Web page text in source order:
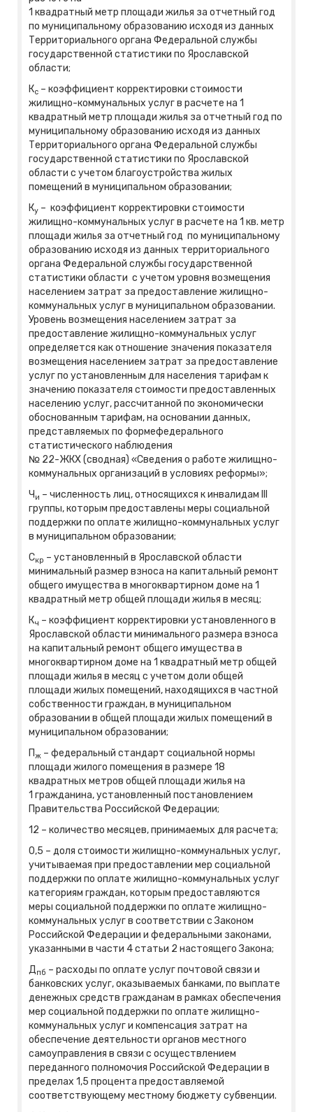
1 квадратный метр площади жилья за отчетный год
по муниципальному образованию исходя из данных
Территориального органа Федеральной службы
государственной статистики по Ярославской
области;
Кс – коэффициент корректировки стоимости
жилищно-коммунальных услуг в расчете на 1
квадратный метр площади жилья за отчетный год по
муниципальному образованию исходя из данных
Территориального органа Федеральной службы
государственной статистики по Ярославской
области с учетом благоустройства жилых
помещений в муниципальном образовании;
Ку – коэффициент корректировки стоимости
жилищно-коммунальных услуг в расчете на 1 кв. метр
площади жилья за отчетный год по муниципальному
образованию исходя из данных территориального
органа Федеральной службы государственной
статистики области с учетом уровня возмещения
населением затрат за предоставление жилищно-
коммунальных услуг в муниципальном образовании.
Уровень возмещения населением затрат за
предоставление жилищно-коммунальных услуг
определяется как отношение значения показателя
возмещения населением затрат за предоставление
услуг по установленным для населения тарифам к
значению показателя стоимости предоставленных
населению услуг, рассчитанной по экономически
обоснованным тарифам, на основании данных,
представляемых по формефедерального
статистического наблюдения
№ 22-ЖКХ (сводная) «Сведения о работе жилищно-
коммунальных организаций в условиях реформы»;
Ч и – численность лиц, относящихся к инвалидам III
группы, которым предоставлены меры социальной
поддержки по оплате жилищно-коммунальных услуг
в муниципальном образовании;
Скр – установленный в Ярославской области
минимальный размер взноса на капитальный ремонт
общего имущества в многоквартирном доме на 1
квадратный метр общей площади жилья в месяц;
Кч – коэффициент корректировки установленного в
Ярославской области минимального размера взноса
на капитальный ремонт общего имущества в
многоквартирном доме на 1 квадратный метр общей
площади жилья в месяц с учетом доли общей
площади жилых помещений, находящихся в частной
собственности граждан, в муниципальном
образовании в общей площади жилых помещений в
муниципальном образовании;
Пж – федеральный стандарт социальной нормы
площади жилого помещения в размере 18
квадратных метров общей площади жилья на
1 гражданина, установленный постановлением
Правительства Российской Федерации;
12 – количество месяцев, принимаемых для расчета;
0,5 – доля стоимости жилищно-коммунальных услуг,
учитываемая при предоставлении мер социальной
поддержки по оплате жилищно-коммунальных услуг
категориям граждан, которым предоставляются
меры социальной поддержки по оплате жилищно-
коммунальных услуг в соответствии с Законом
Российской Федерации и федеральными законами,
указанными в части 4 статьи 2 настоящего Закона;
Дпб – расходы по оплате услуг почтовой связи и
банковских услуг, оказываемых банками, по выплате
денежных средств гражданам в рамках обеспечения
мер социальной поддержки по оплате жилищно-
коммунальных услуг и компенсация затрат на
обеспечение деятельности органов местного
самоуправления в связи с осуществлением
переданного полномочия Российской Федерации в
пределах 1,5 процента предоставляемой
соответствующему местному бюджету субвенции.